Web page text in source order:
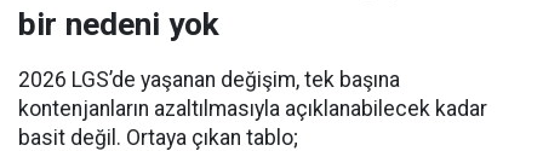
bir nedeni yok
2026 LGS’de yaşanan değişim, tek başına
kontenjanların azaltılmasıyla açıklanabilecek kadar
basit değil. Ortaya çıkan tablo;